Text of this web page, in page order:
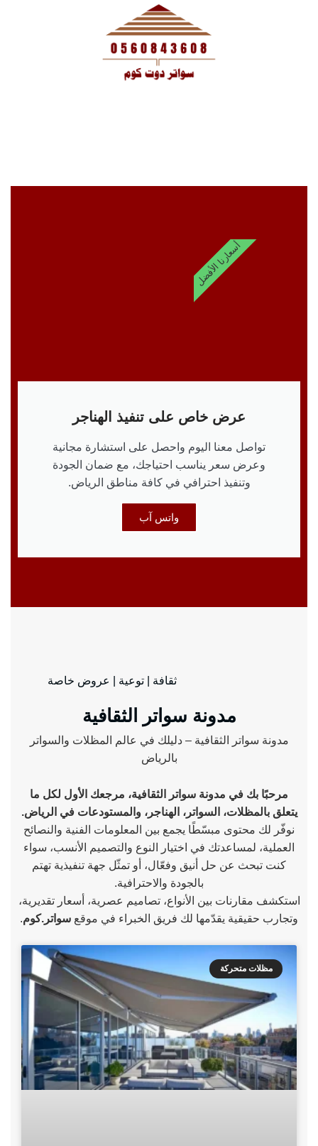
عرض خاص على تنفيذ الهناجر
تواصل معنا اليوم واحصل على استشارة مجانية
وعرض سعر يناسب احتياجك، مع ضمان الجودة
وتنفيذ احترافي في كافة مناطق الرياض.
واتس آب
أسعارنا الأفضل
ثقافة | توعية | عروض خاصة
مدونة سواتر الثقافية
مدونة سواتر الثقافية – دليلك في عالم المظلات والسواتر
بالرياض
مرحبًا بك في مدونة سواتر الثقافية، مرجعك الأول لكل ما
يتعلق بالمظلات، السواتر، الهناجر، والمستودعات في الرياض.
نوفّر لك محتوى مبسّطًا يجمع بين المعلومات الفنية والنصائح
العملية، لمساعدتك في اختيار النوع والتصميم الأنسب، سواء
كنت تبحث عن حل أنيق وفعّال، أو تمثّل جهة تنفيذية تهتم
بالجودة والاحترافية.
استكشف مقارنات بين الأنواع، تصاميم عصرية، أسعار تقديرية،
وتجارب حقيقية يقدّمها لك فريق الخبراء في موقع سواتر.كوم.
مظلات متحركة